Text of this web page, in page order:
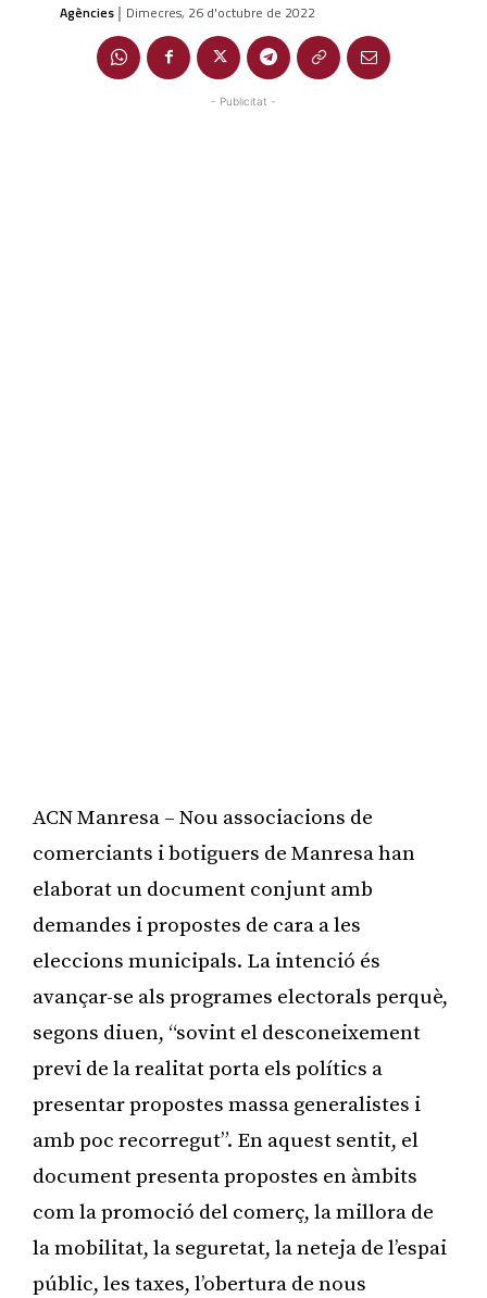
Agències | Dimecres, 26 d'octubre de 2022
- Publicitat -
ACN Manresa – Nou associacions de
comerciants i botiguers de Manresa han
elaborat un document conjunt amb
demandes i propostes de cara a les
eleccions municipals. La intenció és
avançar-se als programes electorals perquè,
segons diuen, “sovint el desconeixement
previ de la realitat porta els polítics a
presentar propostes massa generalistes i
amb poc recorregut”. En aquest sentit, el
document presenta propostes en àmbits
com la promoció del comerç, la millora de
la mobilitat, la seguretat, la neteja de l’espai
públic, les taxes, l’obertura de nous